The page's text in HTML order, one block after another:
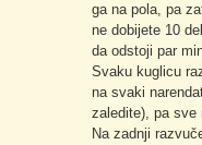
ga na pola, pa
ne dobijete 10
da odstoji par
Svaku kuglicu
na svaki
zaledite), pa sve
Na zadnji